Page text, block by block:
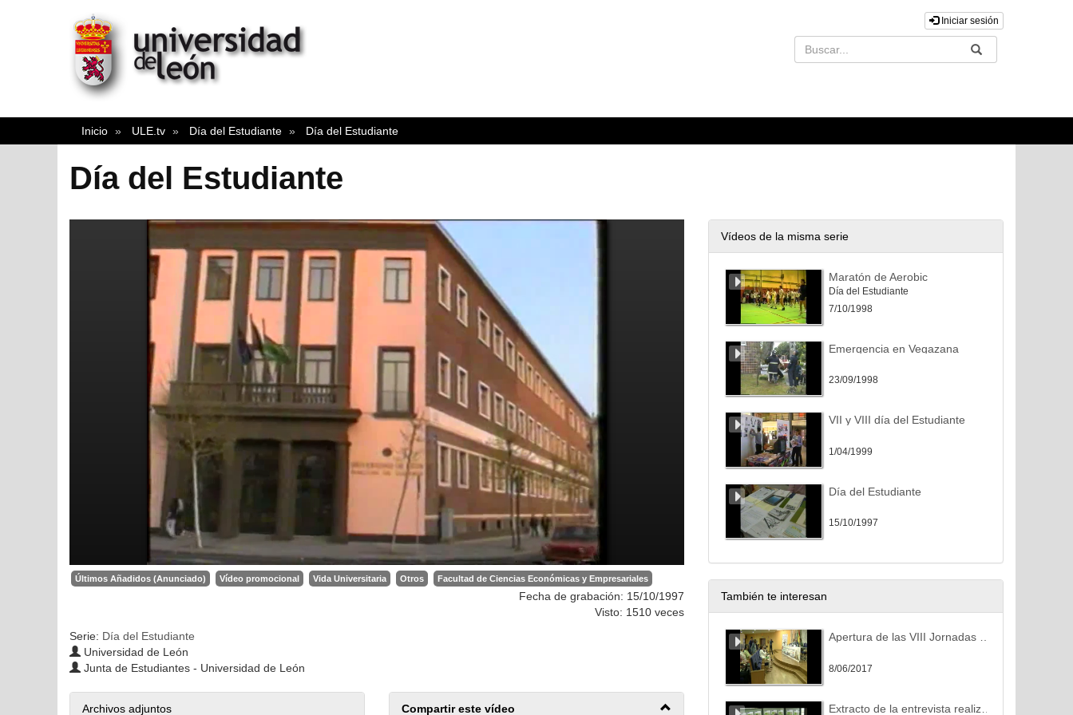
Iniciar sesión
Buscar Enviar
Inicio ULE.tv Día del Estudiante Día del Estudiante
Día del Estudiante
Últimos Añadidos (Anunciado) Vídeo promocional Vida Universitaria Otros Facultad de Ciencias Económicas y Empresariales
Fecha de grabación: 15/10/1997
Visto: 1510 veces
Serie: Día del Estudiante
Universidad de León
Junta de Estudiantes - Universidad de León
Archivos adjuntos Compartir este vídeo
Vídeos de la misma serie
Maratón de Aerobic
Día del Estudiante
7/10/1998
Emergencia en Vegazana
23/09/1998
VII y VIII día del Estudiante
1/04/1999
Día del Estudiante
15/10/1997
También te interesan
8/06/2017